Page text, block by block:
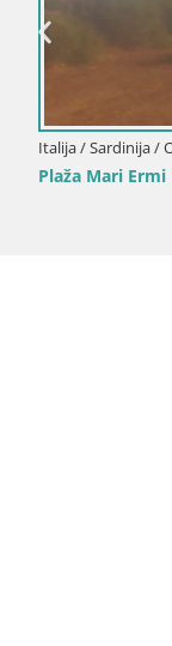
Italija / Sardinija /
Plaža Mari Ermi |